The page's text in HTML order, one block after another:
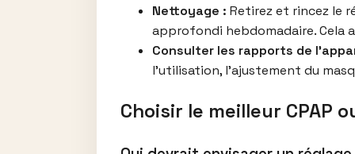
Nettoyage : Retirez et rincez le
approfondi hebdomadaire. Cela
Consulter les rapports de
l’utilisation, l’ajustement du
Choisir le meilleur CPAP